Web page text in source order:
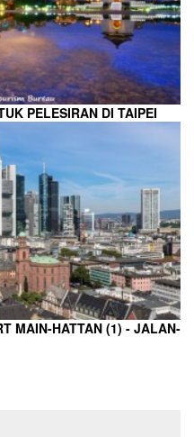
PELESIRAN DI TAIPEI
MAIN-HATTAN (1) - JALAN-